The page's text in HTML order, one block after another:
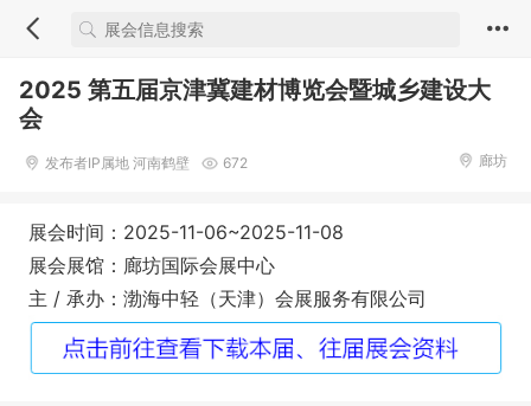
2025 第五届京津冀建材博览会暨城乡建设大
会
发布者IP属地 河南鹤壁 672 廊坊
展会时间：2025-11-06~2025-11-08
展会展馆：廊坊国际会展中心
主 / 承办：渤海中轻（天津）会展服务有限公司